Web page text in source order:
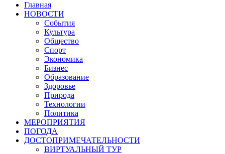
Главная
НОВОСТИ
События
Культура
Общество
Спорт
Экономика
Бизнес
Образование
Здоровье
Природа
Технологии
Политика
МЕРОПРИЯТИЯ
ПОГОДА
ДОСТОПРИМЕЧАТЕЛЬНОСТИ
ВИРТУАЛЬНЫЙ ТУР